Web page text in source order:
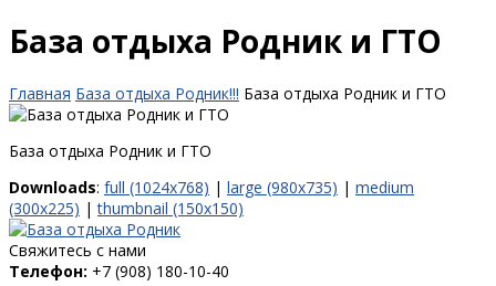
База отдыха Родник и ГТО
Главная База отдыха Родник!!! База отдыха Родник и ГТО
База отдыха Родник и ГТО
Downloads: full (1024x768) | large (980x735) | medium
(300x225) |thumbnail (150x150)
Свяжитесь с нами
Телефон: +7 (908) 180-10-40